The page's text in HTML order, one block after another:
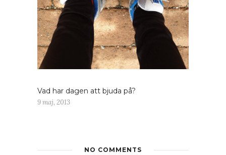
Vad har dagen att bjuda på?
9 maj, 2013
NO COMMENTS